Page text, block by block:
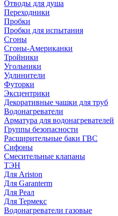
Отводы для душа
Переходники
Пробки
Пробки для испытания
Сгоны
Сгоны-Американки
Тройники
Угольники
Удлинители
Футорки
Эксцентрики
Декоративные чашки для труб
Водонагреватели
Арматура для водонагревателей
Группы безопасности
Расширительные баки ГВС
Сифоны
Смесительные клапаны
ТЭН
Для Ariston
Для Garanterm
Для Реал
Для Термекс
Водонагреватели газовые